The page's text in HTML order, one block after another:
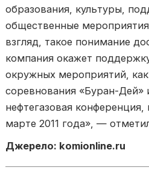
образования, культуры,
общественные
взгляд, такое понимание
компания окажет
окружных мероприятий,
соревнования «Буран-Дей»
нефтегазовая
марте 2011 года», —
Джерело: komionline.ru